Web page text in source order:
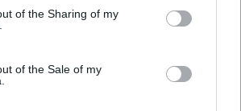
or usage behaviour. You may click to
to Google and its third-party tags to
specified purposes in below Google
of the Sharing of my
of the Sale of my
hora de cada equipo antes del